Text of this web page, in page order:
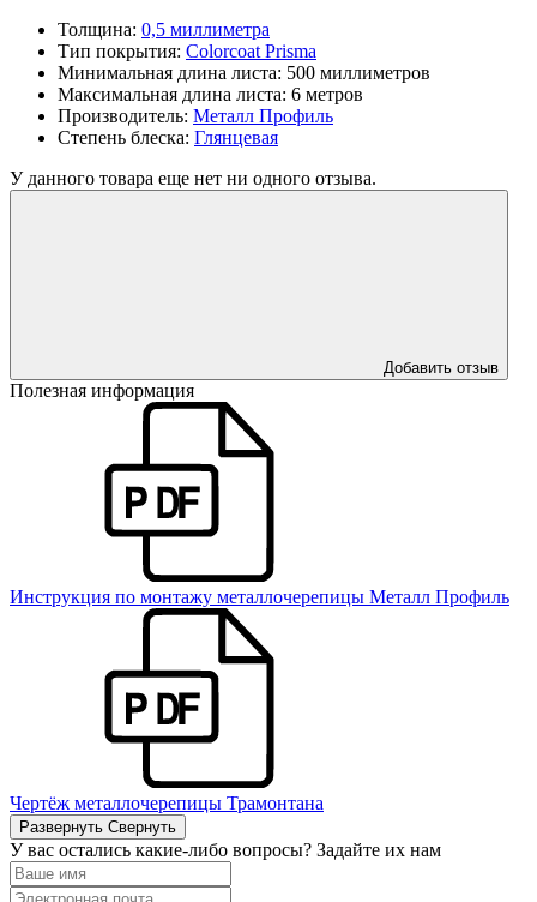
Толщина: 0,5 миллиметра
Тип покрытия: Colorcoat Prisma
Минимальная длина листа: 500 миллиметров
Максимальная длина листа: 6 метров
Производитель: Металл Профиль
Степень блеска: Глянцевая
У данного товара еще нет ни одного отзыва.
Добавить отзыв
Полезная информация
Инструкция по монтажу металлочерепицы Металл Профиль
Чертёж металлочерепицы Трамонтана
Развернуть Свернуть
У вас остались какие-либо вопросы? Задайте их нам